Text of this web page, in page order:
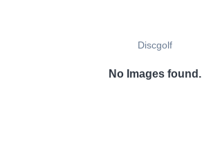
Discgolf
No Images found.